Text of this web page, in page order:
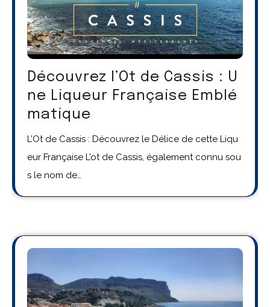
Découvrez l’Ot de Cassis : U
ne Liqueur Française Emblé
matique
L’Ot de Cassis : Découvrez le Délice de cette Liqu
eur Française L’ot de Cassis, également connu sou
s le nom de…